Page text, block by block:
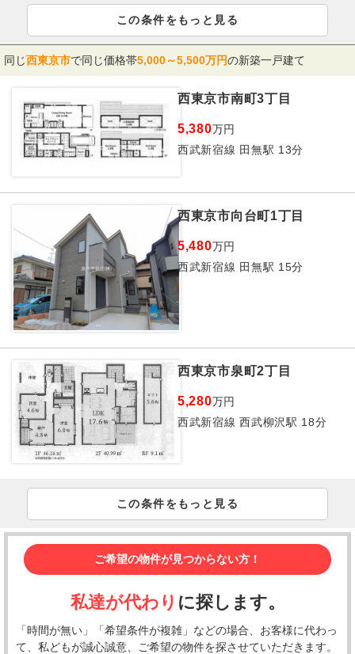
この条件をもっと見る
同じ西東京市で同じ価格帯5,000～5,500万円の新築一戸建て
西東京市南町3丁目
5,380万円
西武新宿線 田無駅 13分
西東京市向台町1丁目
5,480万円
西武新宿線 田無駅 15分
西東京市泉町2丁目
5,280万円
西武新宿線 西武柳沢駅 18分
この条件をもっと見る
ご希望の物件が見つからない方！
私達が代わり に探します。
「時間が無い」「希望条件が複雑」などの場合、お客様に代わっ
て、私どもが誠心誠意、ご希望の物件を探させていただきます。